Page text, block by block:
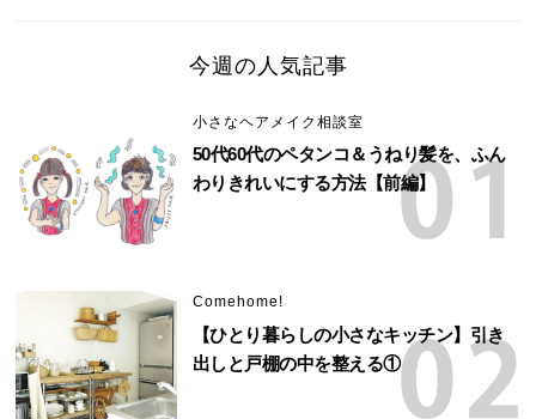
今週の人気記事
小さなヘアメイク相談室
50代60代のペタンコ＆うねり髪を、ふん
わりきれいにする方法【前編】
Comehome!
【ひとり暮らしの小さなキッチン】引き
出しと戸棚の中を整える①